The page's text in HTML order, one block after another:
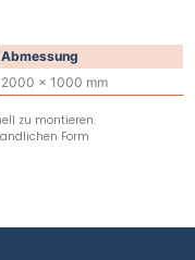
Abmessung
2000 x 1000 mm
zu montieren.
Form